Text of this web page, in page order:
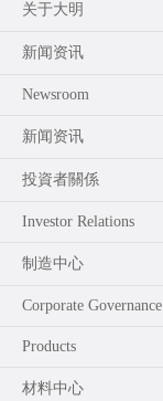
关于大明
新闻资讯
Newsroom
新闻资讯
投資者關係
Investor Relations
制造中心
Corporate Governance
Products
材料中心